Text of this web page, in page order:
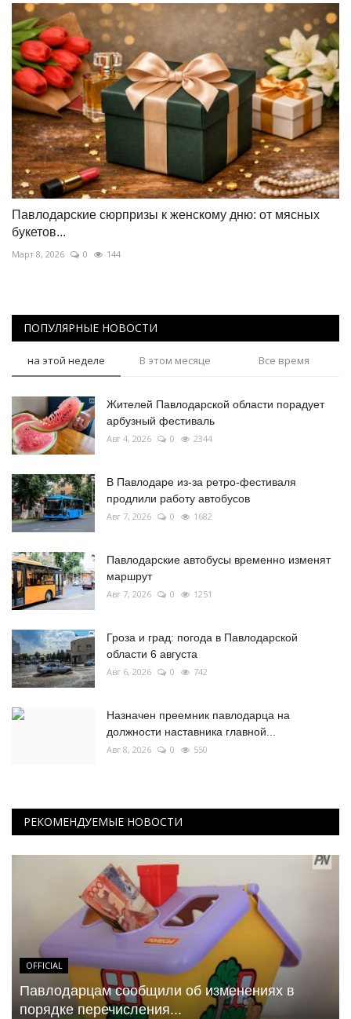
Павлодарские сюрпризы к женскому дню: от мясных
букетов...
Март 8, 2026 0 144
ПОПУЛЯРНЫЕ НОВОСТИ
на этой неделе В этом месяце Все время
Жителей Павлодарской области порадует
арбузный фестиваль
Авг 4, 2026 0 2344
В Павлодаре из-за ретро-фестиваля
продлили работу автобусов
Авг 7, 2026 0 1682
Павлодарские автобусы временно изменят
маршрут
Авг 7, 2026 0 1251
Гроза и град: погода в Павлодарской
области 6 августа
Авг 6, 2026 0 742
Назначен преемник павлодарца на
должности наставника главной...
Авг 8, 2026 0 550
РЕКОМЕНДУЕМЫЕ НОВОСТИ
OFFICIAL
Павлодарцам сообщили об изменениях в
порядке перечисления...